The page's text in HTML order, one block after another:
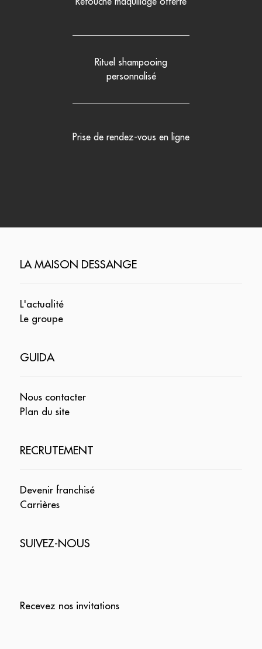
Rituel shampooing
personnalisé
Prise de rendez-vous en ligne
LA MAISON DESSANGE
L'actualité
Le groupe
GUIDA
Nous contacter
Plan du site
RECRUTEMENT
Devenir franchisé
Carrières
SUIVEZ-NOUS
Recevez nos invitations